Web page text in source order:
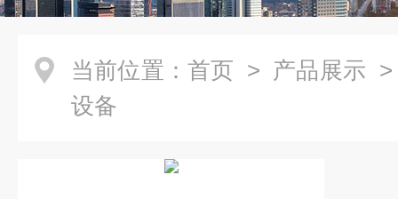
当前位置： 首页 > 产品展示
设备